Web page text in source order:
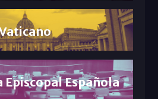
Episcopal Española